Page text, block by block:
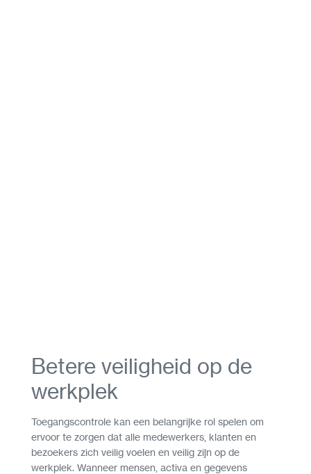
Betere veiligheid op de
werkplek
Toegangscontrole kan een belangrijke rol spelen om
ervoor te zorgen dat alle medewerkers, klanten en
bezoekers zich veilig voelen en veilig zijn op de
werkplek. Wanneer mensen, activa en gegevens